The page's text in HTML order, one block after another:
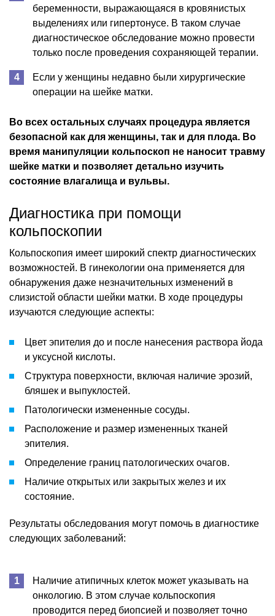
беременности, выражающаяся в кровянистых
выделениях или гипертонусе. В таком случае
диагностическое обследование можно провести
только после проведения сохраняющей терапии.
Если у женщины недавно были хирургические
операции на шейке матки.
Во всех остальных случаях процедура является
безопасной как для женщины, так и для плода. Во
время манипуляции кольпоскоп не наносит травму
шейке матки и позволяет детально изучить
состояние влагалища и вульвы.
Диагностика при помощи
кольпоскопии
Кольпоскопия имеет широкий спектр диагностических
возможностей. В гинекологии она применяется для
обнаружения даже незначительных изменений в
слизистой области шейки матки. В ходе процедуры
изучаются следующие аспекты:
Цвет эпителия до и после нанесения раствора йода
и уксусной кислоты.
Структура поверхности, включая наличие эрозий,
бляшек и выпуклостей.
Патологически измененные сосуды.
Расположение и размер измененных тканей
эпителия.
Определение границ патологических очагов.
Наличие открытых или закрытых желез и их
состояние.
Результаты обследования могут помочь в диагностике
следующих заболеваний:
Наличие атипичных клеток может указывать на
онкологию. В этом случае кольпоскопия
проводится перед биопсией и позволяет точно